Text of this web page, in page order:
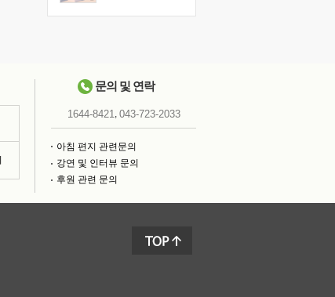
문의 및 연락
1644-8421, 043-723-2033
아침 편지 관련문의
강연 및 인터뷰 문의
후원 관련 문의